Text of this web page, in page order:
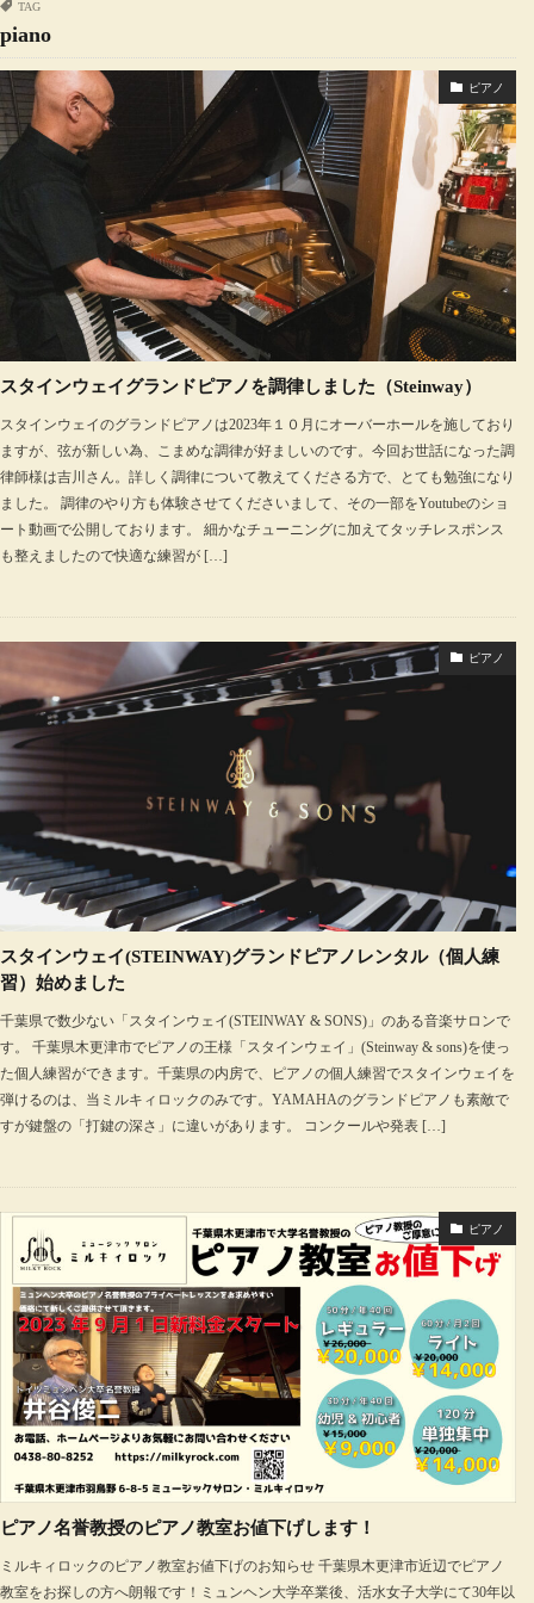
TAG
piano
ピアノ
スタインウェイグランドピアノを調律しました（Steinway）
スタインウェイのグランドピアノは2023年１０月にオーバーホールを施しており
ますが、弦が新しい為、こまめな調律が好ましいのです。今回お世話になった調
律師様は吉川さん。詳しく調律について教えてくださる方で、とても勉強になり
ました。 調律のやり方も体験させてくださいまして、その一部をYoutubeのショ
ート動画で公開しております。 細かなチューニングに加えてタッチレスポンス
も整えましたので快適な練習が […]
ピアノ
スタインウェイ(STEINWAY)グランドピアノレンタル（個人練
習）始めました
千葉県で数少ない「スタインウェイ(STEINWAY & SONS)」のある音楽サロンで
す。 千葉県木更津市でピアノの王様「スタインウェイ」(Steinway & sons)を使っ
た個人練習ができます。千葉県の内房で、ピアノの個人練習でスタインウェイを
弾けるのは、当ミルキィロックのみです。YAMAHAのグランドピアノも素敵で
すが鍵盤の「打鍵の深さ」に違いがあります。 コンクールや発表 […]
ピアノ
ピアノ名誉教授のピアノ教室お値下げします！
ミルキィロックのピアノ教室お値下げのお知らせ 千葉県木更津市近辺でピアノ
教室をお探しの方へ朗報です！ミュンヘン大学卒業後、活水女子大学にて30年以